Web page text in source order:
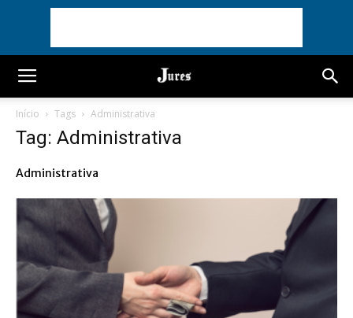
Início Tags Administrativa
Tag: Administrativa
Administrativa